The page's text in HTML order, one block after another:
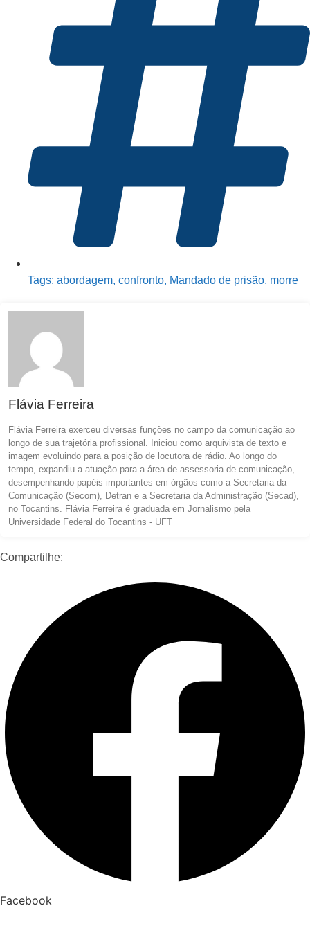
Tags: abordagem, confronto, Mandado de prisão, morre
Flávia Ferreira
Flávia Ferreira exerceu diversas funções no campo da comunicação ao
longo de sua trajetória profissional. Iniciou como arquivista de texto e
imagem evoluindo para a posição de locutora de rádio. Ao longo do
tempo, expandiu a atuação para a área de assessoria de comunicação,
desempenhando papéis importantes em órgãos como a Secretaria da
Comunicação (Secom), Detran e a Secretaria da Administração (Secad),
no Tocantins. Flávia Ferreira é graduada em Jornalismo pela
Universidade Federal do Tocantins - UFT
Compartilhe:
Facebook